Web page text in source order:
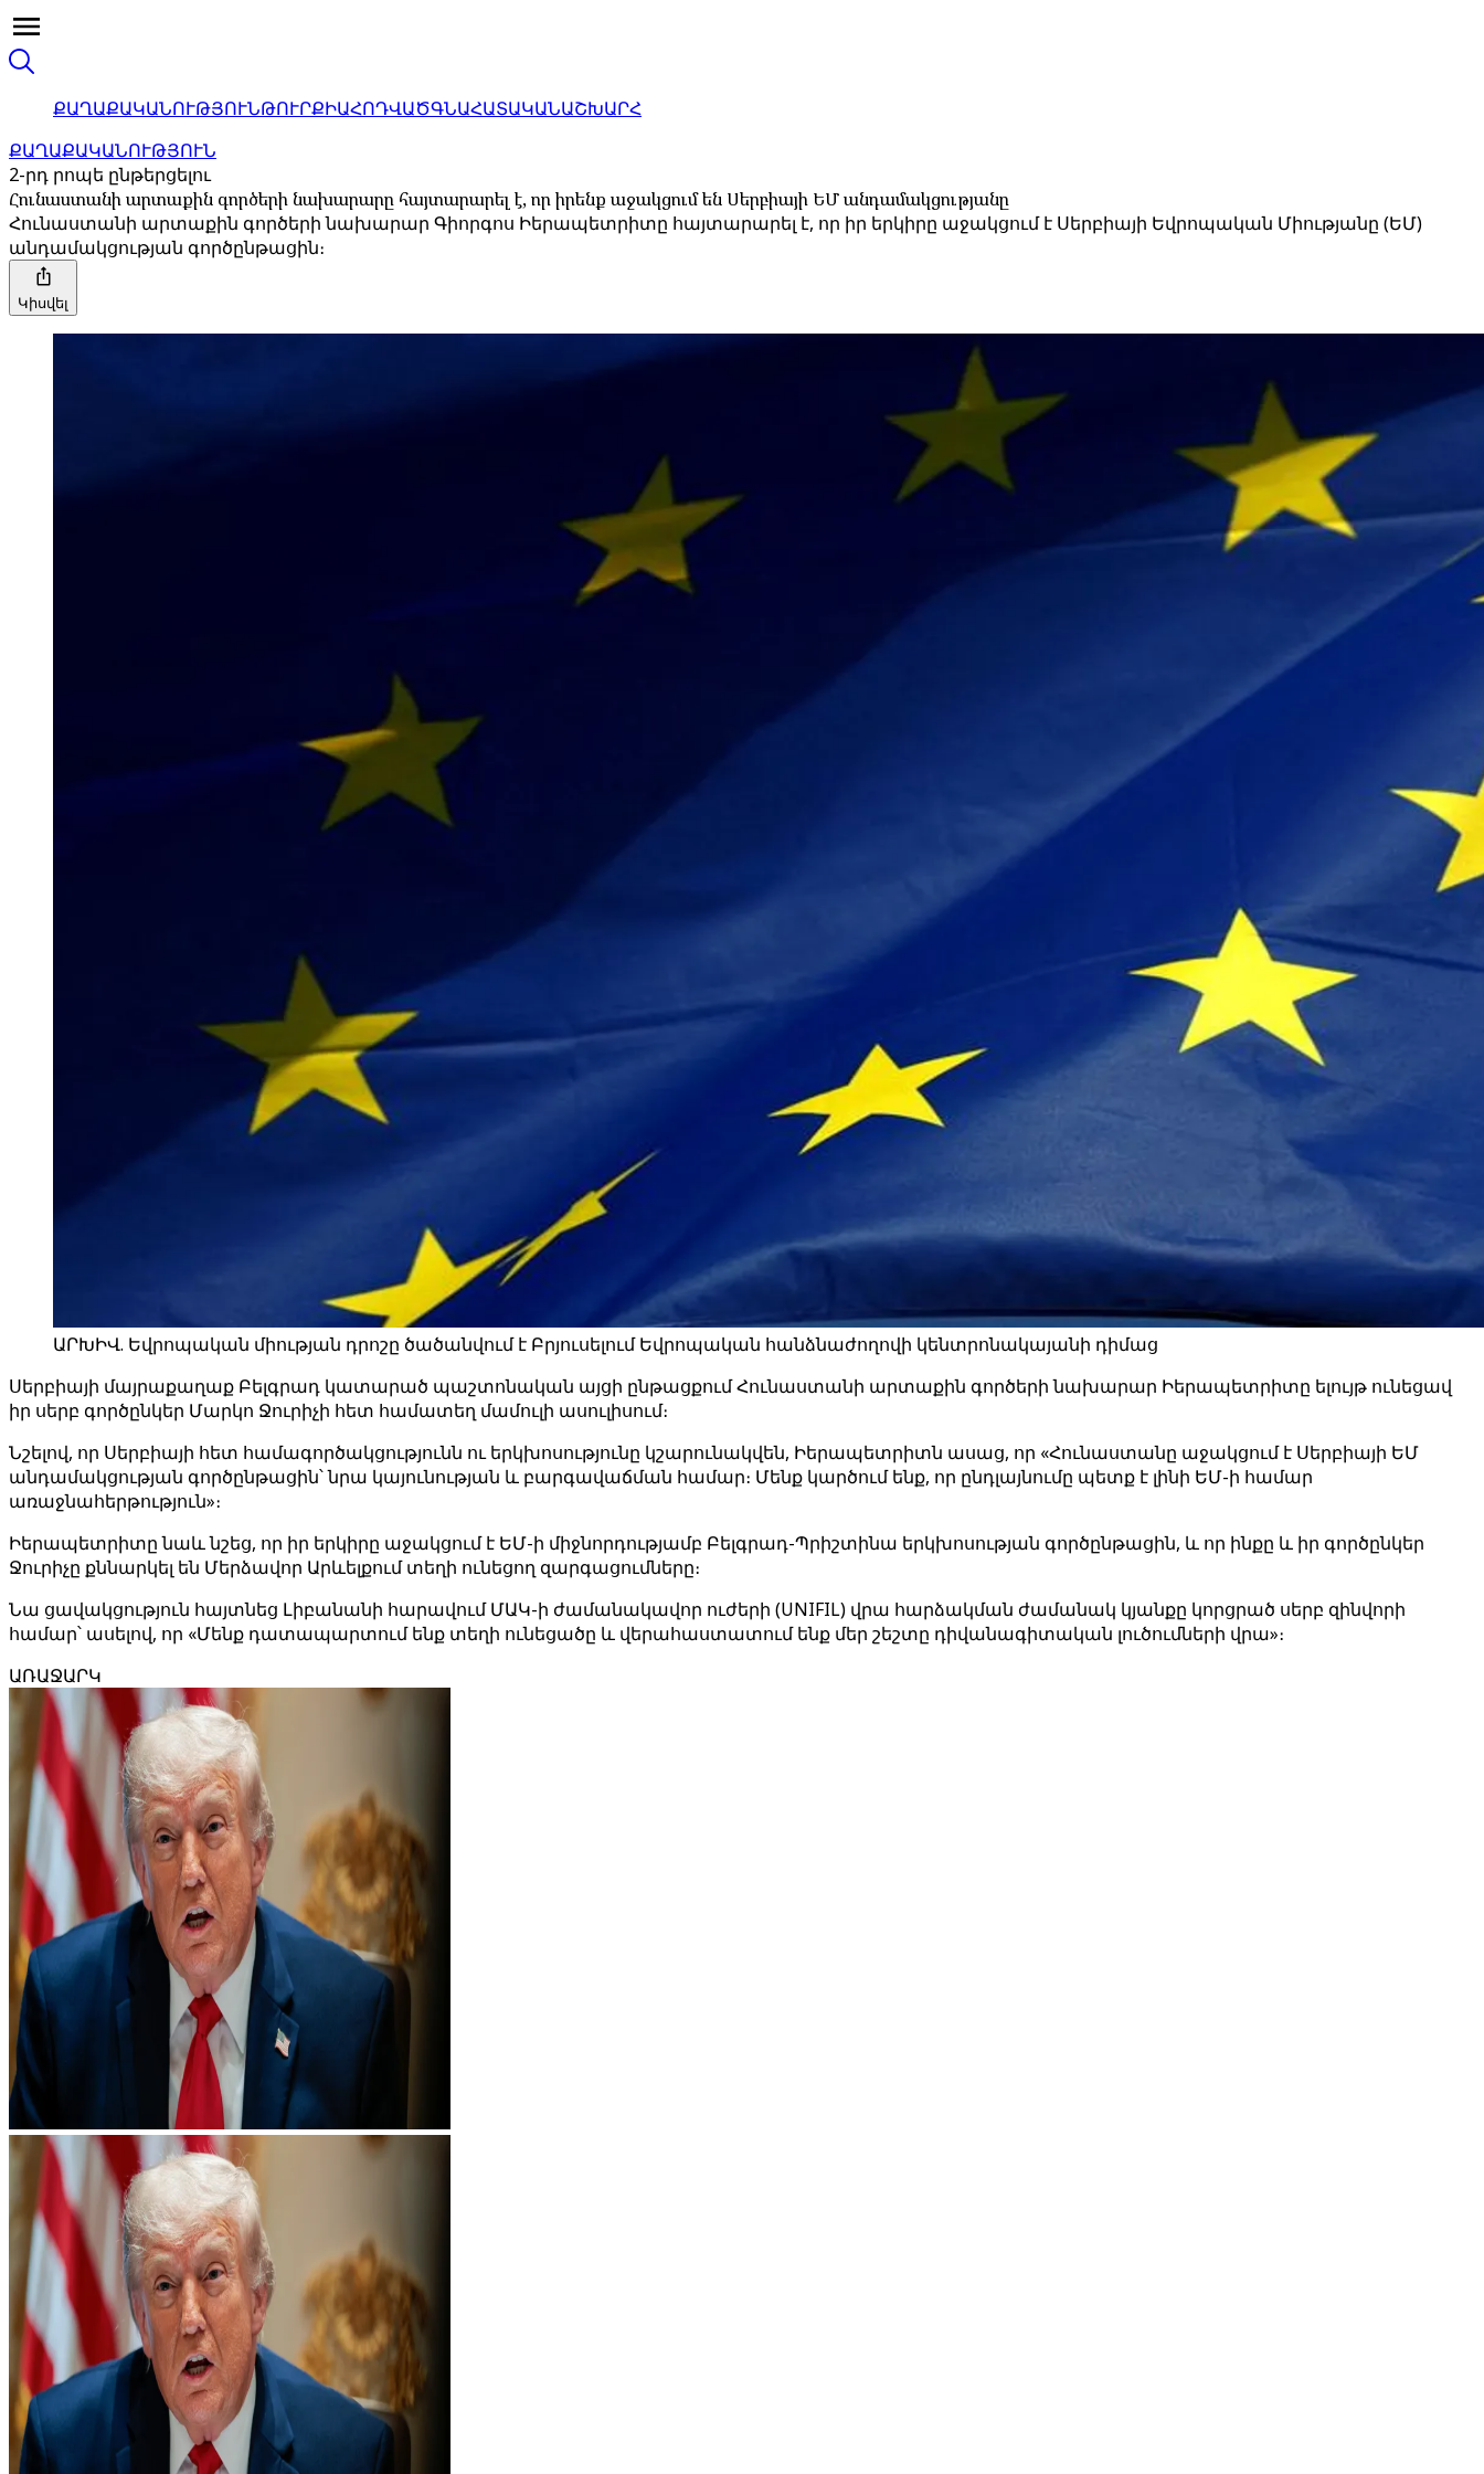
ՔԱՂԱՔԱԿԱՆՈՒԹՅՈՒՆԹՈՒՐՔԻԱՀՈԴՎԱԾԳՆԱՀԱՏԱԿԱՆԱՇԽԱՐՀ
ՔԱՂԱՔԱԿԱՆՈՒԹՅՈՒՆ
2-րդ րոպե ընթերցելու
Հունաստանի արտաքին գործերի նախարարը հայտարարել է, որ իրենք աջակցում են Սերբիայի ԵՄ անդամակցությանը
Հունաստանի արտաքին գործերի նախարար Գիորգոս Իերապետրիտը հայտարարել է, որ իր երկիրը աջակցում է Սերբիայի Եվրոպական Միությանը (ԵՄ)
անդամակցության գործընթացին։
Կիսվել
ԱՐԽԻՎ. Եվրոպական միության դրոշը ծածանվում է Բրյուսելում Եվրոպական հանձնաժողովի կենտրոնակայանի դիմաց
Սերբիայի մայրաքաղաք Բելգրադ կատարած պաշտոնական այցի ընթացքում Հունաստանի արտաքին գործերի նախարար Իերապետրիտը ելույթ ունեցավ
իր սերբ գործընկեր Մարկո Ջուրիչի հետ համատեղ մամուլի ասուլիսում։
Նշելով, որ Սերբիայի հետ համագործակցությունն ու երկխոսությունը կշարունակվեն, Իերապետրիտն ասաց, որ «Հունաստանը աջակցում է Սերբիայի ԵՄ
անդամակցության գործընթացին՝ նրա կայունության և բարգավաճման համար։ Մենք կարծում ենք, որ ընդլայնումը պետք է լինի ԵՄ-ի համար
առաջնահերթություն»։
Իերապետրիտը նաև նշեց, որ իր երկիրը աջակցում է ԵՄ-ի միջնորդությամբ Բելգրադ-Պրիշտինա երկխոսության գործընթացին, և որ ինքը և իր գործընկեր
Ջուրիչը քննարկել են Մերձավոր Արևելքում տեղի ունեցող զարգացումները։
Նա ցավակցություն հայտնեց Լիբանանի հարավում ՄԱԿ-ի ժամանակավոր ուժերի (UNIFIL) վրա հարձակման ժամանակ կյանքը կորցրած սերբ զինվորի
համար՝ ասելով, որ «Մենք դատապարտում ենք տեղի ունեցածը և վերահաստատում ենք մեր շեշտը դիվանագիտական ​​լուծումների վրա»։
ԱՌԱՋԱՐԿ